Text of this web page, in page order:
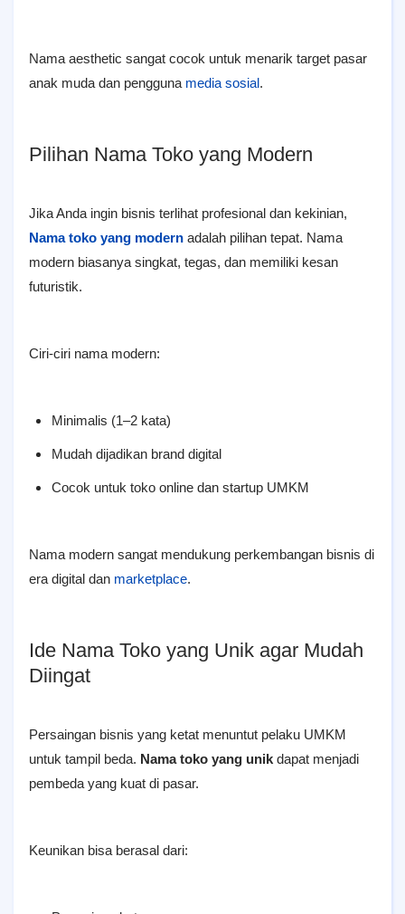
Nama aesthetic sangat cocok untuk menarik target pasar
anak muda dan pengguna media sosial.
Pilihan Nama Toko yang Modern
Jika Anda ingin bisnis terlihat profesional dan kekinian,
Nama toko yang modern adalah pilihan tepat. Nama
modern biasanya singkat, tegas, dan memiliki kesan
futuristik.
Ciri-ciri nama modern:
Minimalis (1–2 kata)
Mudah dijadikan brand digital
Cocok untuk toko online dan startup UMKM
Nama modern sangat mendukung perkembangan bisnis di
era digital dan marketplace.
Ide Nama Toko yang Unik agar Mudah
Diingat
Persaingan bisnis yang ketat menuntut pelaku UMKM
untuk tampil beda. Nama toko yang unik dapat menjadi
pembeda yang kuat di pasar.
Keunikan bisa berasal dari: